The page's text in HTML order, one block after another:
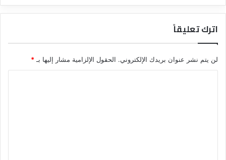
اترك تعليقاً
لن يتم نشر عنوان بريدك الإلكتروني. الحقول الإلزامية مشار إليها بـ *